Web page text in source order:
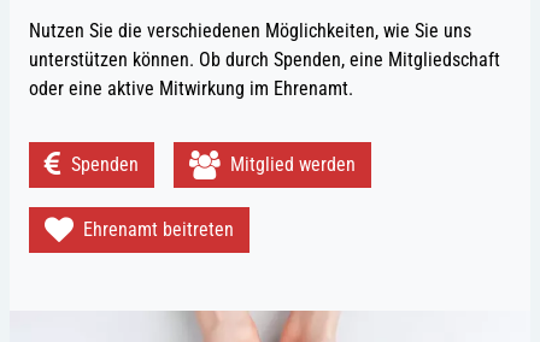
Nutzen Sie die verschiedenen Möglichkeiten, wie Sie uns
unterstützen können. Ob durch Spenden, eine Mitgliedschaft
oder eine aktive Mitwirkung im Ehrenamt.
Spenden Mitglied werden
Ehrenamt beitreten